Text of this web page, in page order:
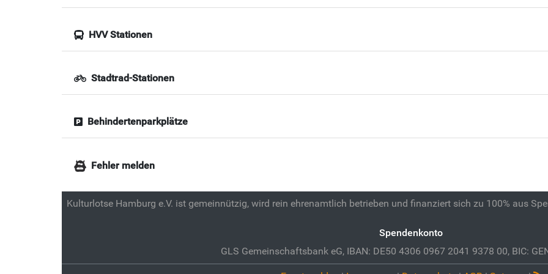
HVV Stationen
Stadtrad-Stationen
Behindertenparkplätze
Fehler melden
Kulturlotse Hamburg e.V. ist gemeinnützig, wird rein ehrenamtlich betrieben und finanziert sich zu 100% aus
Spendenkonto
GLS Gemeinschaftsbank eG, IBAN: DE50 4306 0967 2041 9378 00, BIC: